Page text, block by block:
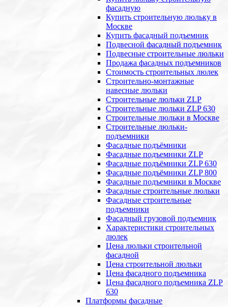
фасадную
Купить строительную люльку в
Москве
Купить фасадный подъемник
Подвесной фасадный подъемник
Подвесные строительные люльки
Продажа фасадных подъемников
Стоимость строительных люлек
Строительно-монтажные
навесные люльки
Строительные люльки ZLP
Строительные люльки ZLP 630
Строительные люльки в Москве
Строительные люльки-
подъемники
Фасадные подъёмники
Фасадные подъемники ZLP
Фасадные подъёмники ZLP 630
Фасадные подъёмники ZLP 800
Фасадные подъемники в Москве
Фасадные строительные люльки
Фасадные строительные
подъемники
Фасадный грузовой подъемник
Характеристики строительных
люлек
Цена люльки строительной
фасадной
Цена строительной люльки
Цена фасадного подъемника
Цена фасадного подъемника ZLP
630
Платформы фасадные